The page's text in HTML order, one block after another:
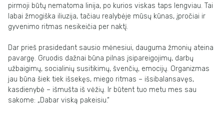
pirmoji būtų nematoma linija, po kurios viskas taps lengviau. Tai
labai žmogiška iliuzija, tačiau realybėje mūsų kūnas, įpročiai ir
gyvenimo ritmas nesikeičia per naktį.
Dar prieš prasidedant sausio mėnesiui, dauguma žmonių ateina
pavargę. Gruodis dažnai būna pilnas įsipareigojimų, darbų
užbaigimų, socialinių susitikimų, švenčių, emocijų. Organizmas
jau būna šiek tiek išsekęs, miego ritmas – išsibalansavęs,
kasdienybė – išmušta iš vėžių. Ir būtent tuo metu mes sau
sakome: „Dabar viską pakeisiu.“